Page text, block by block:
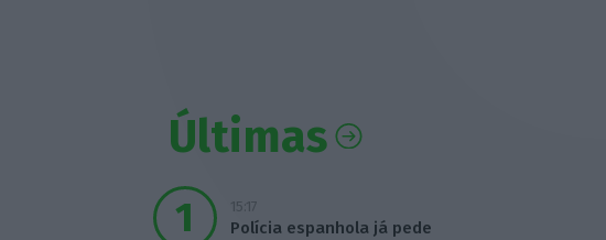
Últimas
15:17
Polícia espanhola já pede